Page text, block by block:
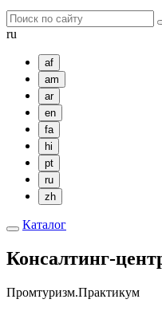
ru
af
am
ar
en
fa
hi
pt
ru
zh
Каталог
Консалтинг-
Промтуризм.Практикум